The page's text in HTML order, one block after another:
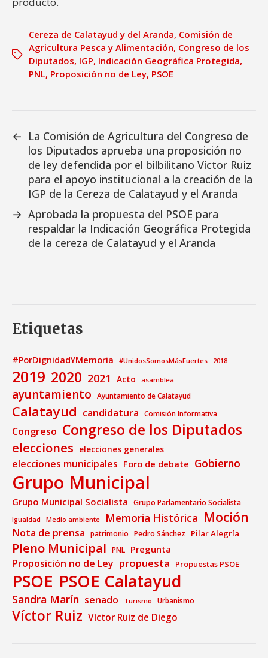
Cereza de Calatayud y del Aranda, Comisión de
Agricultura Pesca y Alimentación, Congreso de los
Diputados, IGP, Indicación Geográfica Protegida,
PNL, Proposición no de Ley, PSOE
← La Comisión de Agricultura del Congreso de
los Diputados aprueba una proposición no
de ley defendida por el bilbilitano Víctor Ruiz
para el apoyo institucional a la creación de la
IGP de la Cereza de Calatayud y el Aranda
→ Aprobada la propuesta del PSOE para
respaldar la Indicación Geográfica Protegida
de la cereza de Calatayud y el Aranda
Etiquetas
#PorDignidadYMemoria #UnidosSomosMásFuertes 2018
2019 2020 2021 Acto asamblea
ayuntamiento Ayuntamiento de Calatayud
Calatayud candidatura Comisión Informativa
Congreso Congreso de los Diputados
elecciones elecciones generales
elecciones municipales Foro de debate Gobierno
Grupo Municipal
Grupo Municipal Socialista Grupo Parlamentario Socialista
Igualdad Medio ambiente Memoria Histórica Moción
Nota de prensa patrimonio Pedro Sánchez Pilar Alegría
Pleno Municipal PNL Pregunta
Proposición no de Ley propuesta Propuestas PSOE
PSOE PSOE Calatayud
Sandra Marín senado Turismo Urbanismo
Víctor Ruiz Víctor Ruiz de Diego